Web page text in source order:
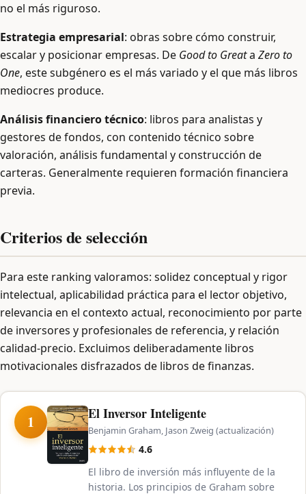
no el más riguroso.
Estrategia empresarial: obras sobre cómo construir,
escalar y posicionar empresas. De Good to Greata Zero to
One, este subgénero es el más variado y el que más libros
mediocres produce.
Análisis financiero técnico: libros para analistas y
gestores de fondos, con contenido técnico sobre
valoración, análisis fundamental y construcción de
carteras. Generalmente requieren formación financiera
previa.
Criterios de selección
Para este ranking valoramos: solidez conceptual y rigor
intelectual, aplicabilidad práctica para el lector objetivo,
relevancia en el contexto actual, reconocimiento por parte
de inversores y profesionales de referencia, y relación
calidad-precio. Excluimos deliberadamente libros
motivacionales disfrazados de libros de finanzas.
1 El Inversor Inteligente
Benjamin Graham, Jason Zweig (actualización)
4.6
El libro de inversión más influyente de la
historia. Los principios de Graham sobre